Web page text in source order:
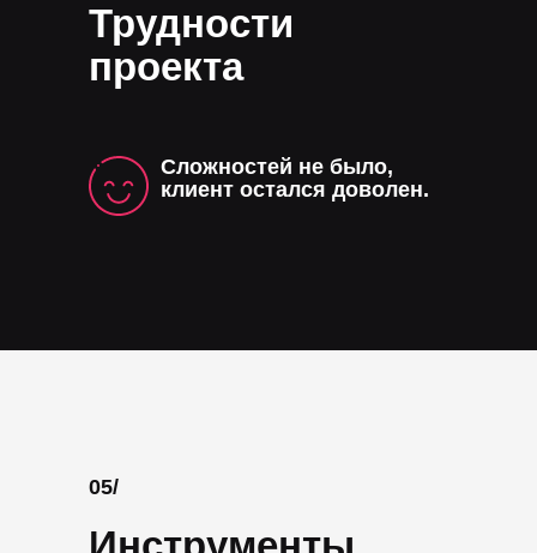
Трудности
проекта
Сложностей не было,
клиент остался доволен.
05/